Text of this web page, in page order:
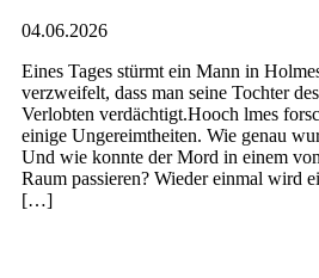
04.06.2026
Eines Tages stürmt ein Mann in
verzweifelt, dass man seine Tochter
Verlobten verdächtigt.Hooch lmes
einige Ungereimtheiten. Wie genau
Und wie konnte der Mord in einem
Raum passieren? Wieder einmal wird
[…]